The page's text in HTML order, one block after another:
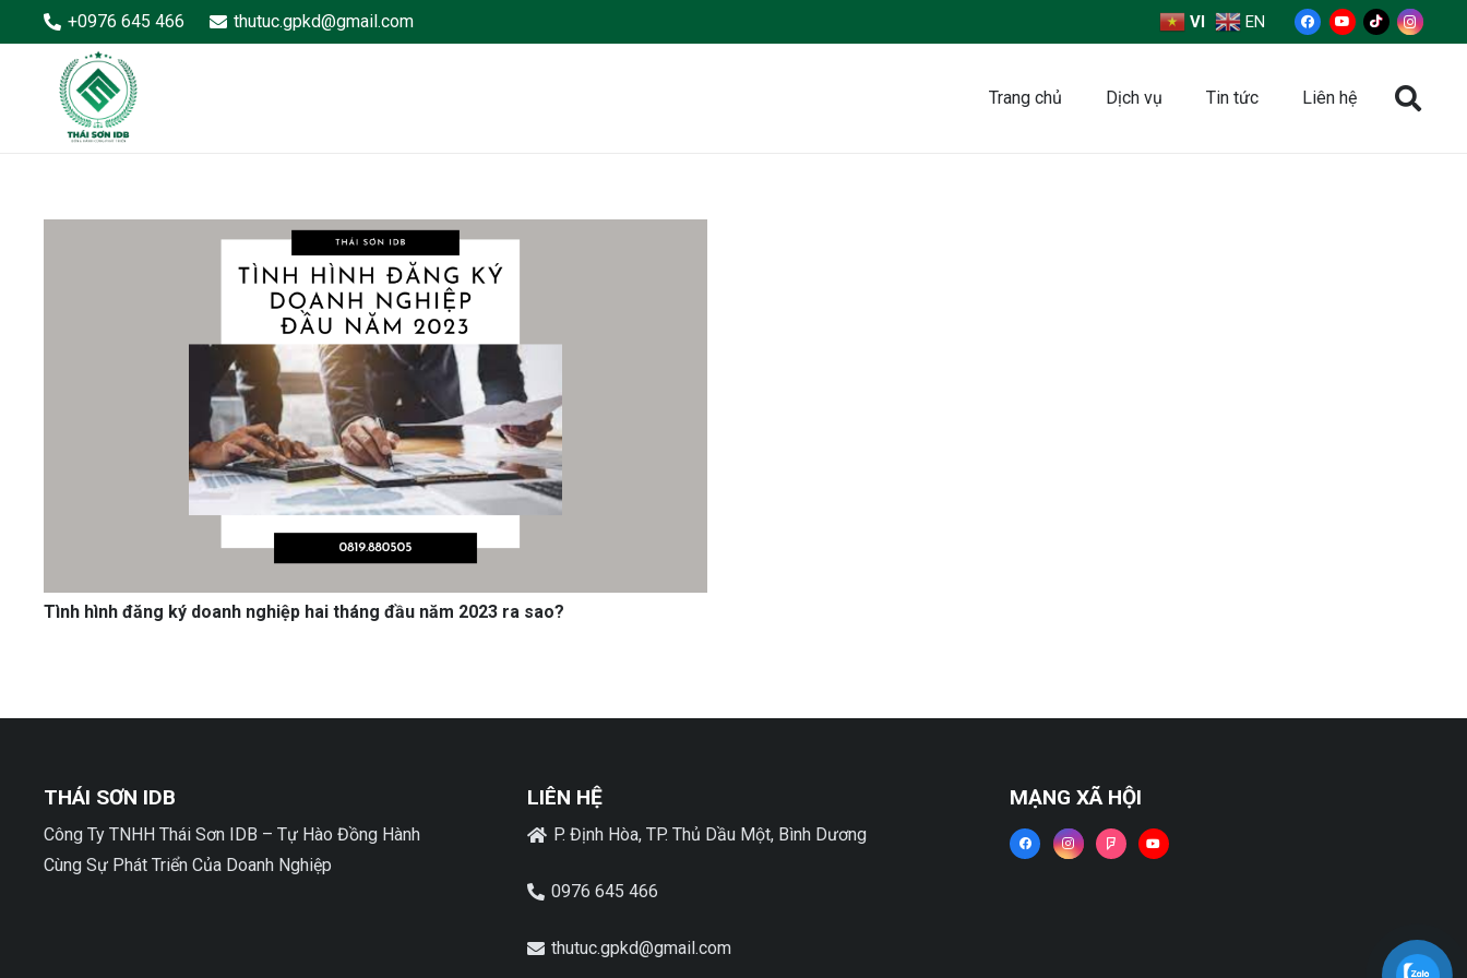
+0976 645 466 thutuc.gpkd@gmail.com VI EN
Trang chủ Dịch vụ Tin tức Liên hệ
Tình hình đăng ký doanh nghiệp hai tháng đầu năm 2023 ra sao?
THÁI SƠN IDB
Công Ty TNHH Thái Sơn IDB – Tự Hào Đồng Hành
Cùng Sự Phát Triển Của Doanh Nghiệp
LIÊN HỆ
P. Định Hòa, TP. Thủ Dầu Một, Bình Dương
0976 645 466
thutuc.gpkd@gmail.com
MẠNG XÃ HỘI